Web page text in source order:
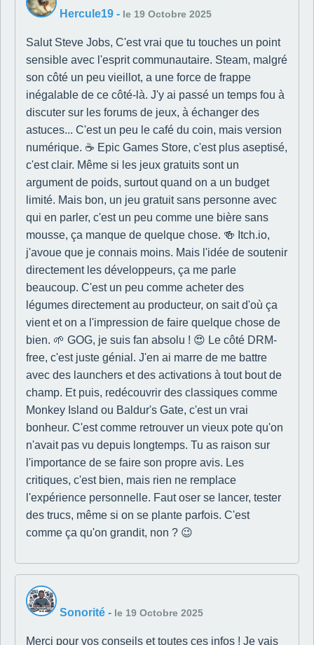
Hercule19 - le 19 Octobre 2025
Salut Steve Jobs, C'est vrai que tu touches un point
sensible avec l'esprit communautaire. Steam, malgré
son côté un peu vieillot, a une force de frappe
inégalable de ce côté-là. J'y ai passé un temps fou à
discuter sur les forums de jeux, à échanger des
astuces... C'est un peu le café du coin, mais version
numérique. ☕ Epic Games Store, c'est plus aseptisé,
c'est clair. Même si les jeux gratuits sont un
argument de poids, surtout quand on a un budget
limité. Mais bon, un jeu gratuit sans personne avec
qui en parler, c'est un peu comme une bière sans
mousse, ça manque de quelque chose. 🍻 Itch.io,
j'avoue que je connais moins. Mais l'idée de soutenir
directement les développeurs, ça me parle
beaucoup. C'est un peu comme acheter des
légumes directement au producteur, on sait d'où ça
vient et on a l'impression de faire quelque chose de
bien. 🌱 GOG, je suis fan absolu ! 😍 Le côté DRM-
free, c'est juste génial. J'en ai marre de me battre
avec des launchers et des activations à tout bout de
champ. Et puis, redécouvrir des classiques comme
Monkey Island ou Baldur's Gate, c'est un vrai
bonheur. C'est comme retrouver un vieux pote qu'on
n'avait pas vu depuis longtemps. Tu as raison sur
l'importance de se faire son propre avis. Les
critiques, c'est bien, mais rien ne remplace
l'expérience personnelle. Faut oser se lancer, tester
des trucs, même si on se plante parfois. C'est
comme ça qu'on grandit, non ? 😉
Sonorité - le 19 Octobre 2025
Merci pour vos conseils et toutes ces infos ! Je vais